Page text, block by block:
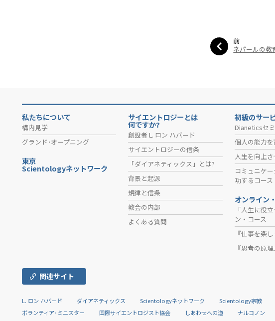
前
ネパールの教
私たちについて
構内見学
グランド･オープニング
東京
Scientologyネットワーク
サイエントロジーとは
何ですか?
創設者 L. ロン ハバード
サイエントロジーの信条
「ダイアネティックス」とは?
背景と起源
規律と信条
教会の内部
よくある質問
初級のサー
Dianeticsセ
個人の能力を
人生を向上
コミュニケ
功するコース
オンライン
「人生に役
ン・コース
『仕事を楽
『思考の原理
関連サイト
L. ロン ハバード ダイアネティックス Scientologyネットワーク Scientology宗教
ボランティア･ミニスター
国際サイエントロジスト協会 しあわせへの道 ナルコノン